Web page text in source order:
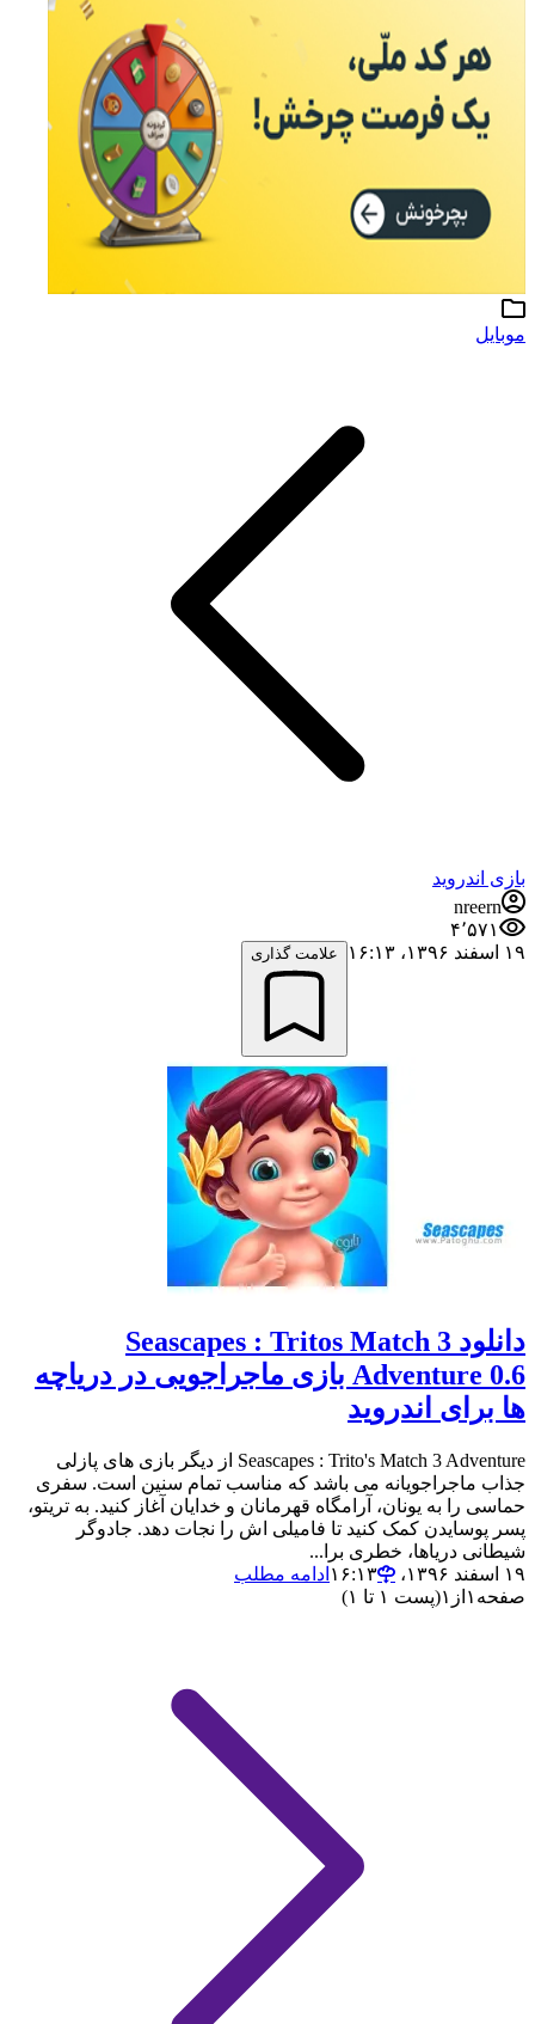
موبایل
بازی اندروید
nreern
۴٬۵۷۱
۱۹ اسفند ۱۳۹۶،‏ ۱۶:۱۳
علامت گذاری
دانلود Seascapes : Tritos Match 3
Adventure 0.6 بازی ماجراجویی در دریاچه
ها برای اندروید
Seascapes : Trito's Match 3 Adventure از دیگر بازی های پازلی
جذاب ماجراجویانه می باشد که مناسب تمام سنین است. سفری
حماسی را به یونان، آرامگاه قهرمانان و خدایان آغاز کنید. به تریتو،
پسر پوسایدن کمک کنید تا فامیلی اش را نجات دهد. جادوگر
شیطانی دریاها، خطری برا...
۱۹ اسفند ۱۳۹۶،‏ ۱۶:۱۳
ادامه مطلب
صفحه ۱ از ۱(پست ۱ تا ۱)